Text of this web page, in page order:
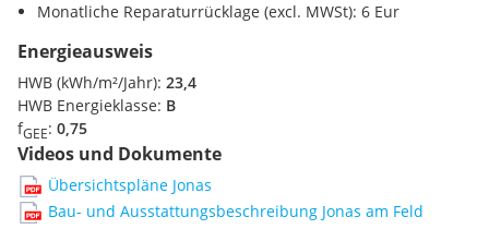
Wärmepumpe & Wohnraumtemperierung
Echtholzböden
Keramische Fließen in den Nassräumen
Elektrische Außenbeschattung
Glasfaseranschluss (A1 und Wien Energie)
Lift
Kellerabteil
Höhere Schule <2525m
Nahversorgung
Supermarkt <375m
Bäckerei <475m
Einkaufszentrum <2200m
Verkehr
U-Bahn <1025m
Bahnhof <1100m
Monatliche Reparaturrücklage (excl. MWSt): 6 Eur
Energieausweis
HWB (kWh/m²/Jahr): 23,4
HWB Energieklasse: B
fGEE: 0,75
Videos und Dokumente
Übersichtspläne Jonas
Bau- und Ausstattungsbeschreibung Jonas am Feld